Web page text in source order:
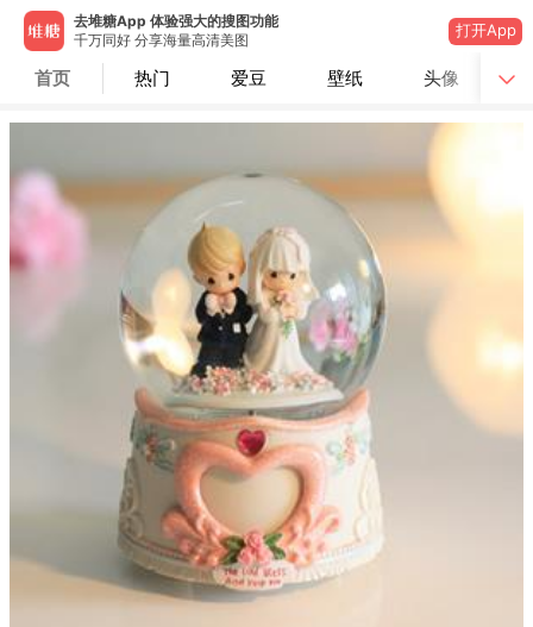
去堆糖App 体验强大的搜图功能
千万同好 分享海量高清美图
打开App
首页 热门 爱豆 壁纸 头像